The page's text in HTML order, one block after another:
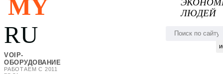
MY
RU
VOIP-
ОБОРУДОВАНИЕ
РАБОТАЕМ С 2011
ЛЮДЕЙ